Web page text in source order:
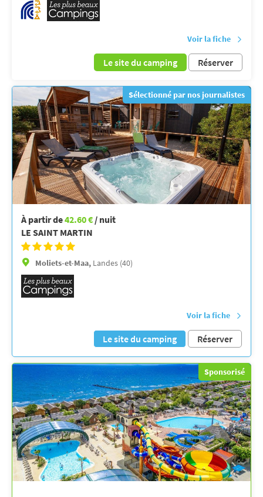
Voir la fiche
Le site du camping Réserver
Sélectionné par nos journalistes
À partir de42.60 € / nuit
LE SAINT MARTIN
Moliets-et-Maa, Landes (40)
Voir la fiche
Le site du camping Réserver
Sponsorisé